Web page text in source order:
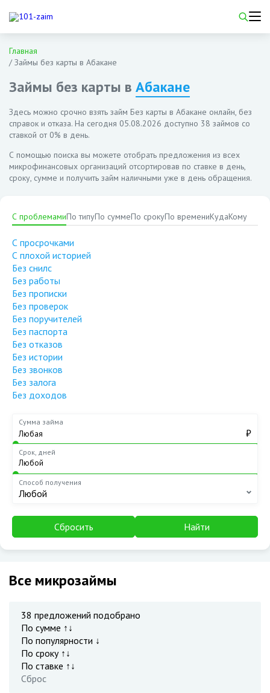
Главная
/Займы без карты в Абакане
Займы без карты в Абакане
Здесь можно срочно взять займ Без карты в Абакане онлайн, без
справок и отказа. На сегодня 05.08.2026 доступно 38 займов со
ставкой от 0% в день.
С помощью поиска вы можете отобрать предложения из всех
микрофинансовых организаций отсортировав по ставке в день,
сроку, сумме и получить займ наличными уже в день обращения.
С проблемамиПо типуПо суммеПо срокуПо времениКудаКому
С просрочками
С плохой историей
Без снилс
Без работы
Без прописки
Без проверок
Без поручителей
Без паспорта
Без отказов
Без истории
Без звонков
Без залога
Без доходов
Сумма займа
₽
Срок, дней
Способ получения
Любой
Сбросить Найти
Все микрозаймы
38 предложений подобрано
По сумме ↑↓
По популярности ↓
По сроку ↑↓
По ставке ↑↓
Сброс